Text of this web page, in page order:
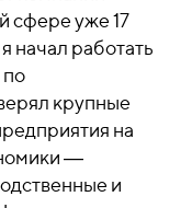
сфере уже 17
начал работать
по
крупные
на
―
и